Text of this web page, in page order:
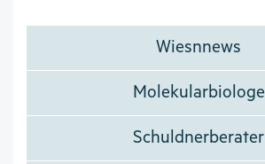
Wiesnnews
Molekularbiologe
Schuldnerberater